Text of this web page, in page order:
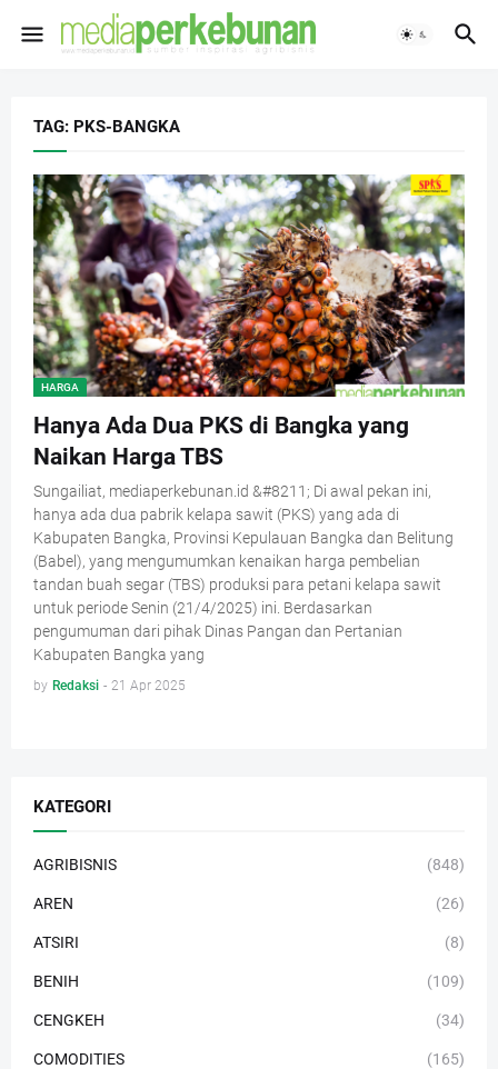
TAG: PKS-BANGKA
HARGA
Hanya Ada Dua PKS di Bangka yang
Naikan Harga TBS
Sungailiat, mediaperkebunan.id &#8211; Di awal pekan ini,
hanya ada dua pabrik kelapa sawit (PKS) yang ada di
Kabupaten Bangka, Provinsi Kepulauan Bangka dan Belitung
(Babel), yang mengumumkan kenaikan harga pembelian
tandan buah segar (TBS) produksi para petani kelapa sawit
untuk periode Senin (21/4/2025) ini. Berdasarkan
pengumuman dari pihak Dinas Pangan dan Pertanian
Kabupaten Bangka yang
by Redaksi - 21 Apr 2025
KATEGORI
AGRIBISNIS (848)
AREN (26)
ATSIRI (8)
BENIH (109)
CENGKEH (34)
COMODITIES (165)